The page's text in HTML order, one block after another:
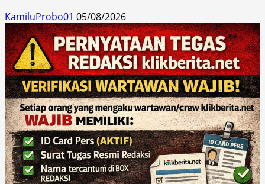
KamiluProbo01 05/08/2026